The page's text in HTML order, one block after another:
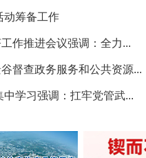
习强调：扛...
动筹备工作
作推进会议强调：全力...
督查政务服务和公共资源...
学习强调：扛牢党管武...